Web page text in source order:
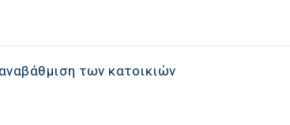
των κατοικιών